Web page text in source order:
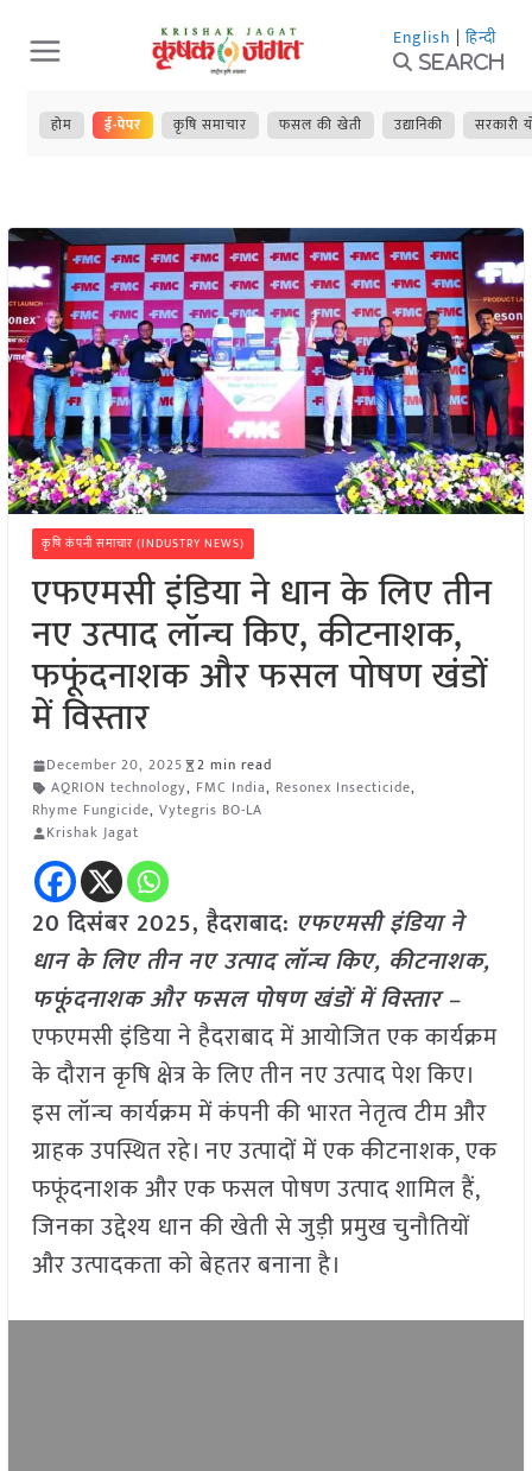
Skip
to
content
English | हिन्दी
Search
होम ई-पेपर कृषि समाचार फसल की खेती उद्यानिकी सरकारी
कृषि कंपनी समाचार (INDUSTRY NEWS)
एफएमसी इंडिया ने धान के लिए तीन
नए उत्पाद लॉन्च किए, कीटनाशक,
फफूंदनाशक और फसल पोषण खंडों
में विस्तार
December 20, 2025
2 min read
AQRION technology, FMC India, Resonex Insecticide,
Rhyme Fungicide, Vytegris BO-LA
Krishak Jagat
20 दिसंबर 2025,हैदराबाद: एफएमसी इंडिया ने
धान के लिए तीन नए उत्पाद लॉन्च किए, कीटनाशक,
फफूंदनाशक और फसल पोषण खंडों में विस्तार –
एफएमसी इंडिया ने हैदराबाद में आयोजित एक कार्यक्रम
के दौरान कृषि क्षेत्र के लिए तीन नए उत्पाद पेश किए।
इस लॉन्च कार्यक्रम में कंपनी की भारत नेतृत्व टीम और
ग्राहक उपस्थित रहे। नए उत्पादों में एक कीटनाशक, एक
फफूंदनाशक और एक फसल पोषण उत्पाद शामिल हैं,
जिनका उद्देश्य धान की खेती से जुड़ी प्रमुख चुनौतियों
और उत्पादकता को बेहतर बनाना है।